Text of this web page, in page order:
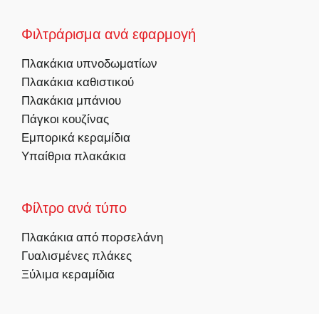
Φιλτράρισμα ανά εφαρμογή
Πλακάκια υπνοδωματίων
Πλακάκια καθιστικού
Πλακάκια μπάνιου
Πάγκοι κουζίνας
Εμπορικά κεραμίδια
Υπαίθρια πλακάκια
Φίλτρο ανά τύπο
Πλακάκια από πορσελάνη
Γυαλισμένες πλάκες
Ξύλιμα κεραμίδια